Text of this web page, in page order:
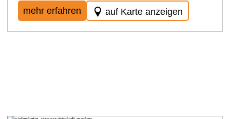
mehr erfahren auf Karte anzeigen